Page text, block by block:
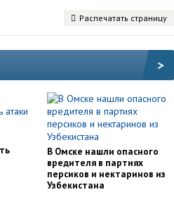
Распечатать страницу
>
В Омске нашли опасного
вредителя в партиях
персиков и нектаринов из
Узбекистана